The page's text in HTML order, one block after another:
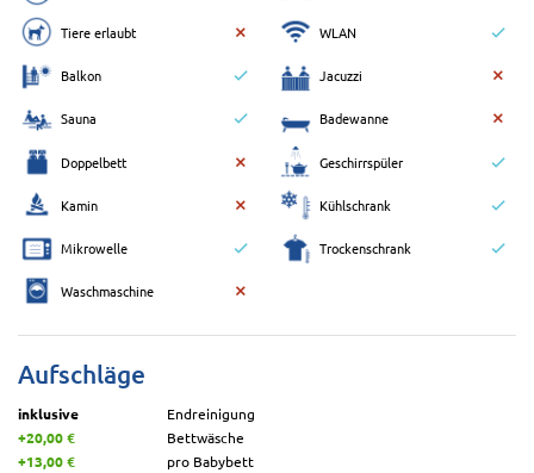
Tiere erlaubt WLAN
Balkon Jacuzzi
Sauna Badewanne
Doppelbett Geschirrspüler
Kamin Kühlschrank
Mikrowelle Trockenschrank
Waschmaschine
Aufschläge
inklusive
Endreinigung
+20,00 €
Bettwäsche
+13,00 €
pro Babybett